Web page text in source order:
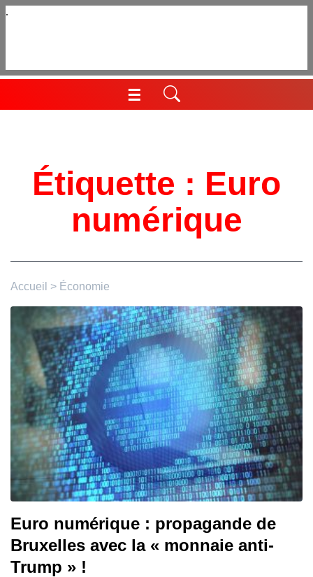
Aller
☰
Menu
Étiquette : Euro
numérique
Accueil > Économie
Euro numérique : propagande de
Bruxelles avec la « monnaie anti-
Trump » !